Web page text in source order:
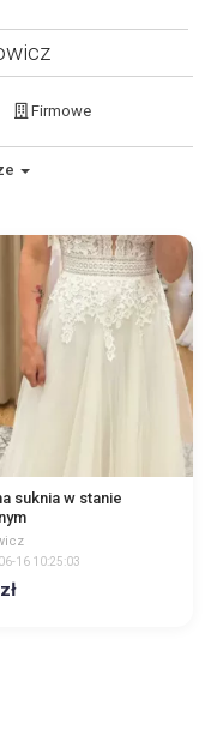
Firmowe
suknia w stanie
16 10:25:03